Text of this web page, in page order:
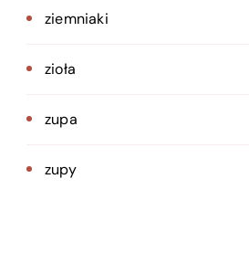
ziemniaki
zioła
zupa
zupy